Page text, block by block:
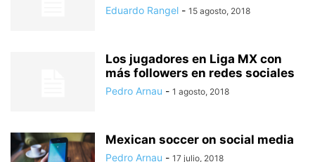
Eduardo Rangel - 15 agosto, 2018
Los jugadores en Liga MX con
más followers en redes sociales
Pedro Arnau - 1 agosto, 2018
Mexican soccer on social media
Pedro Arnau - 17 julio, 2018